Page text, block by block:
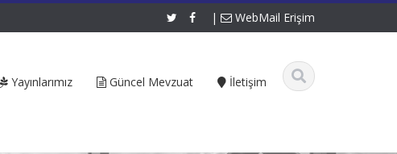
| WebMail Erişim
Yayınlarımız Güncel Mevzuat İletişim